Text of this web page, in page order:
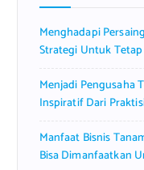
:Menghadapi
Strategi Untuk
Menjadi Pengusaha
Inspiratif Dari
Manfaat Bisnis
Bisa Dimanfaatkan